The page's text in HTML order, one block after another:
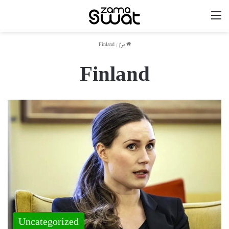
ھوم /
Finland
Finland
Uncategorized